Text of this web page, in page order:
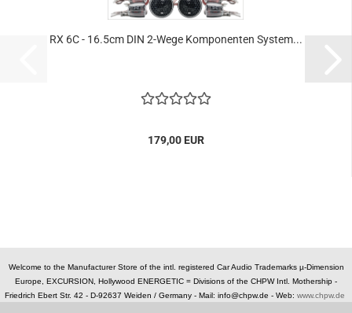
RX 6C - 16.5cm DIN 2-Wege Komponenten System...
179,00 EUR
Welcome to the Manufacturer Store of the intl. registered Car Audio Trademarks µ-Dimension
Europe, EXCURSION, Hollywood ENERGETIC = Divisions of the CHPW Intl. Mothership -
Friedrich Ebert Str. 42 - D-92637 Weiden / Germany - Mail: info@chpw.de - Web: www.chpw.de